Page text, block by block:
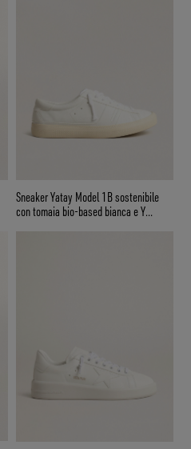
Sneaker Yatay Model 1B sostenibile
con tomaia bio-based bianca e Y